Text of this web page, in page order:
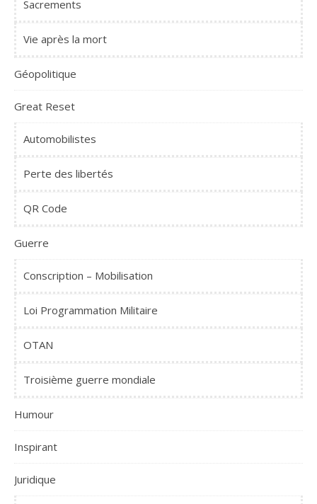
Sacrements
Vie après la mort
Géopolitique
Great Reset
Automobilistes
Perte des libertés
QR Code
Guerre
Conscription – Mobilisation
Loi Programmation Militaire
OTAN
Troisième guerre mondiale
Humour
Inspirant
Juridique